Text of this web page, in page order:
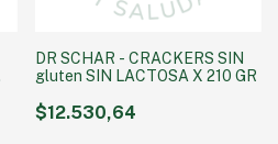
DR SCHAR - CRACKERS SIN
gluten SIN LACTOSA X 210 GR
$12.530,64